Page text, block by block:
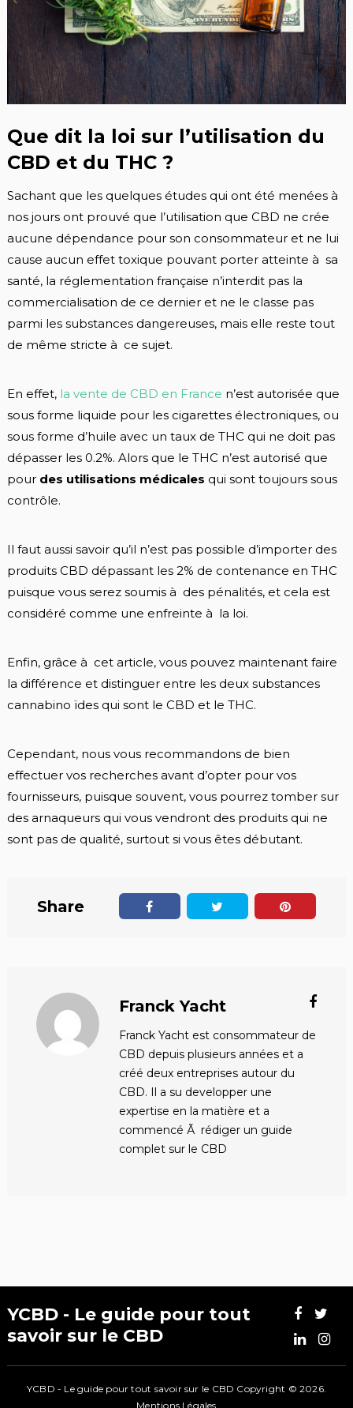
Que dit la loi sur l’utilisation du
CBD et du THC ?
Sachant que les quelques études qui ont été menées à
nos jours ont prouvé que l’utilisation que CBD ne crée
aucune dépendance pour son consommateur et ne lui
cause aucun effet toxique pouvant porter atteinte à sa
santé, la réglementation française n’interdit pas la
commercialisation de ce dernier et ne le classe pas
parmi les substances dangereuses, mais elle reste tout
de même stricte à ce sujet.
En effet, la vente de CBD en France n’est autorisée que
sous forme liquide pour les cigarettes électroniques, ou
sous forme d’huile avec un taux de THC qui ne doit pas
dépasser les 0.2%. Alors que le THC n’est autorisé que
pour des utilisations médicales qui sont toujours sous
contrôle.
Il faut aussi savoir qu’il n’est pas possible d’importer des
produits CBD dépassant les 2% de contenance en THC
puisque vous serez soumis à des pénalités, et cela est
considéré comme une enfreinte à la loi.
Enfin, grâce à cet article, vous pouvez maintenant faire
la différence et distinguer entre les deux substances
cannabino ïdes qui sont le CBD et le THC.
Cependant, nous vous recommandons de bien
effectuer vos recherches avant d’opter pour vos
fournisseurs, puisque souvent, vous pourrez tomber sur
des arnaqueurs qui vous vendront des produits qui ne
sont pas de qualité, surtout si vous êtes débutant.
Share
Franck Yacht
Franck Yacht est consommateur de
CBD depuis plusieurs années et a
créé deux entreprises autour du
CBD. Il a su developper une
expertise en la matière et a
commencé Ã rédiger un guide
complet sur le CBD
YCBD - Le guide pour tout
savoir sur le CBD
YCBD - Le guide pour tout savoir sur le CBD Copyright © 2026.
Mentions Légales